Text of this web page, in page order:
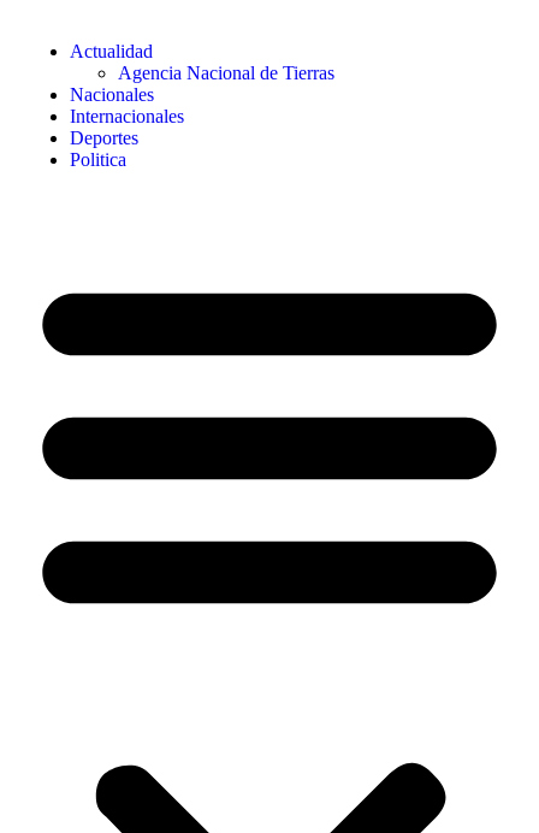
Actualidad
Agencia Nacional de Tierras
Nacionales
Internacionales
Deportes
Politica